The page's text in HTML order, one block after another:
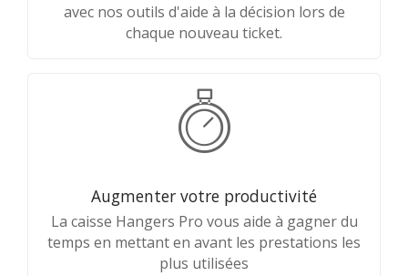
avec nos outils d'aide à la décision lors de
chaque nouveau ticket.
Augmenter votre productivité
La caisse Hangers Pro vous aide à gagner du
temps en mettant en avant les prestations les
plus utilisées